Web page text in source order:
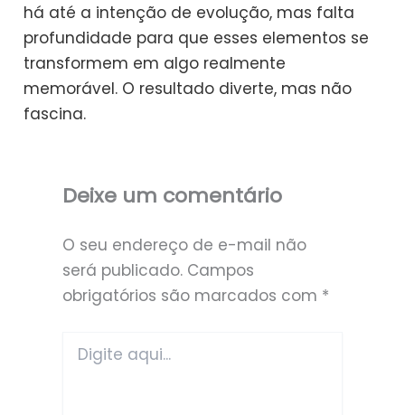
há até a intenção de evolução, mas falta
profundidade para que esses elementos se
transformem em algo realmente
memorável. O resultado diverte, mas não
fascina.
Deixe um comentário
O seu endereço de e-mail não
será publicado. Campos
obrigatórios são marcados com *
aqui...